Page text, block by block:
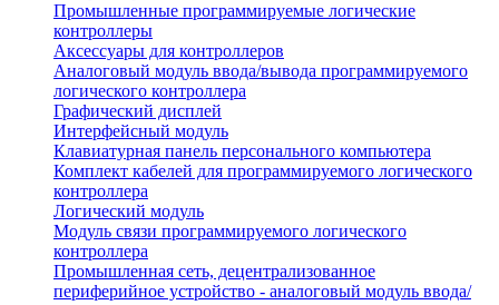
Промышленные программируемые логические
контроллеры
Аксессуары для контроллеров
Аналоговый модуль ввода/вывода программируемого
логического контроллера
Графический дисплей
Интерфейсный модуль
Клавиатурная панель персонального компьютера
Комплект кабелей для программируемого логического
контроллера
Логический модуль
Модуль связи программируемого логического
контроллера
Промышленная сеть, децентрализованное
периферийное устройство - аналоговый модуль ввода/